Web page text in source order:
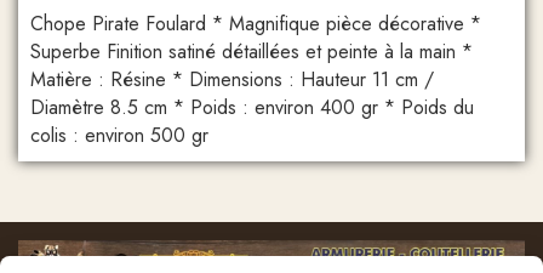
Chope Pirate Foulard * Magnifique pièce décorative *
Superbe Finition satiné détaillées et peinte à la main *
Matière : Résine * Dimensions : Hauteur 11 cm /
Diamètre 8.5 cm * Poids : environ 400 gr * Poids du
colis : environ 500 gr